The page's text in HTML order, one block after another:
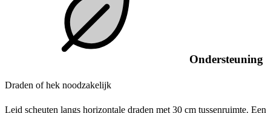
Ondersteuning
Draden of hek noodzakelijk
Leid scheuten langs horizontale draden met 30 cm tussenruimte. Een